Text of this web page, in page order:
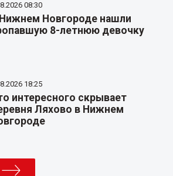
08:30
Новгороде нашли
8-летнюю девочку
18:25
интересного скрывает
Ляхово в Нижнем